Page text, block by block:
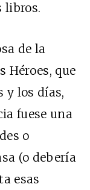
libros.
de la
Héroes, que
y los días,
fuese una
o
(o debería
esas